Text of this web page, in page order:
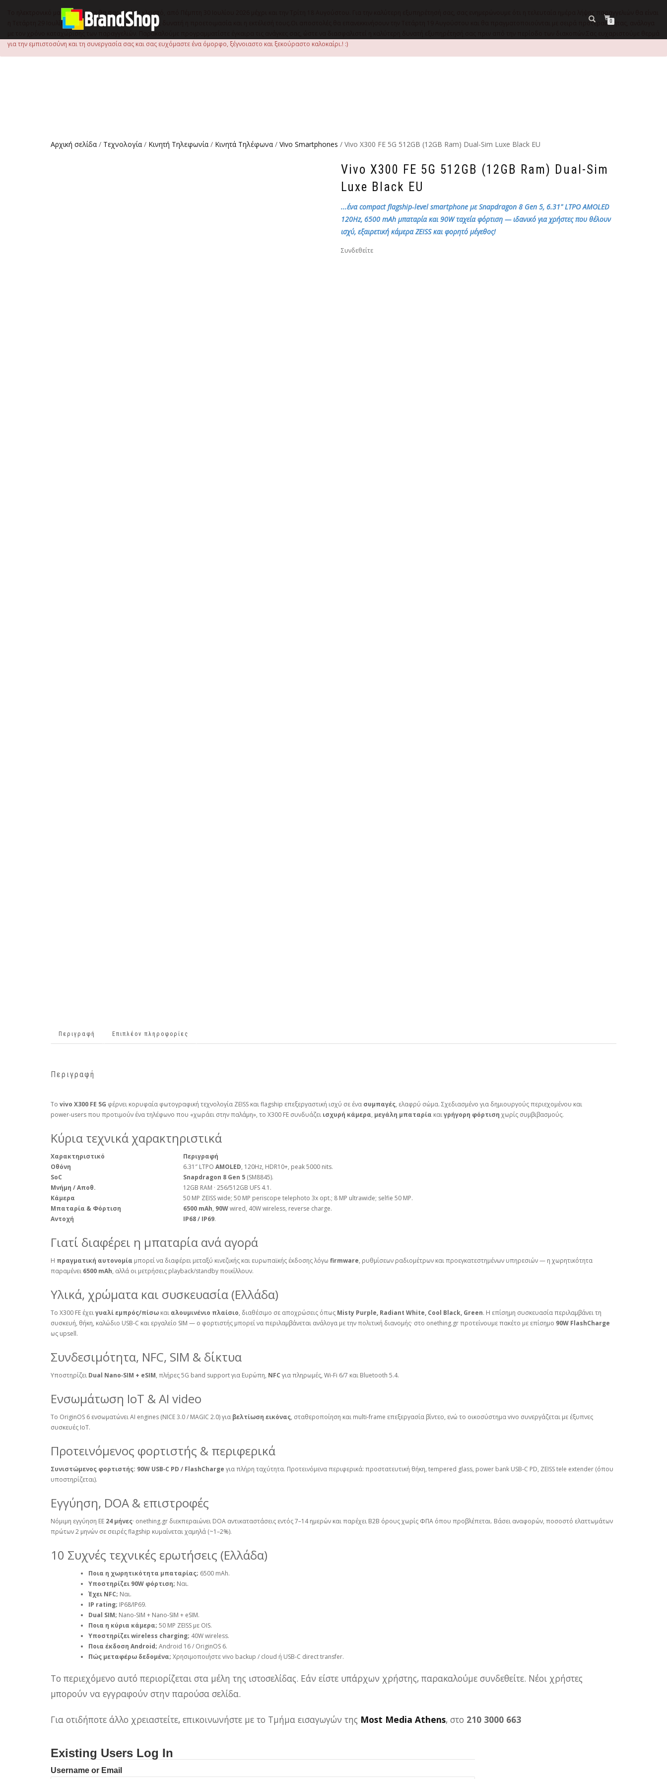
0
Το ηλεκτρονικό μας κατάστημα θα παραμείνει κλειστό, από Πέμπτη 30 Ιουλίου 2026 μέχρι και την Τρίτη 18 Αυγούστου. Για την καλύτερη εξυπηρέτησή σας, σας ενημερώνουμε ότι η τελευταία ημέρα λήψης παραγγελιών θα είναι
η Τετάρτη 29 Ιουλίου, έως τις 15:00 μ.μ., ώστε να είναι δυνατή η προετοιμασία και η εκτέλεσή τους.Οι αποστολές θα επανεκκινήσουν την Τετάρτη 19 Αυγούστου και θα πραγματοποιούνται με σειρά προτεραιότητας, ανάλογα
με τον χρόνο καταχώρισης των παραγγελιών. Παρακαλούμε προγραμματίστε έγκαιρα τις ανάγκες σας, ώστε να διασφαλιστεί η καλύτερη δυνατή εξυπηρέτησή σας πριν από την περίοδο των διακοπών.Σας ευχαριστούμε θερμά
για την εμπιστοσύνη και τη συνεργασία σας και σας ευχόμαστε ένα όμορφο, ξέγνοιαστο και ξεκούραστο καλοκαίρι.! :)
Αρχική σελίδα / Τεχνολογία / Κινητή Τηλεφωνία / Κινητά Τηλέφωνα / Vivo Smartphones / Vivo X300 FE 5G 512GB (12GB Ram) Dual-Sim Luxe Black EU
Vivo X300 FE 5G 512GB (12GB Ram) Dual-Sim
Luxe Black EU
...ένα compact flagship‑level smartphone με Snapdragon 8 Gen 5, 6.31" LTPO AMOLED
120Hz, 6500 mAh μπαταρία και 90W ταχεία φόρτιση — ιδανικό για χρήστες που θέλουν
ισχύ, εξαιρετική κάμερα ZEISS και φορητό μέγεθος!
Συνδεθείτε
Περιγραφή Επιπλέον πληροφορίες
Περιγραφή
Το vivo X300 FE 5G φέρνει κορυφαία φωτογραφική τεχνολογία ZEISS και flagship επεξεργαστική ισχύ σε ένα συμπαγές, ελαφρύ σώμα. Σχεδιασμένο για δημιουργούς περιεχομένου και
power‑users που προτιμούν ένα τηλέφωνο που «χωράει στην παλάμη», το X300 FE συνδυάζει ισχυρή κάμερα, μεγάλη μπαταρία καιγρήγορη φόρτιση χωρίς συμβιβασμούς.
Κύρια τεχνικά χαρακτηριστικά
Χαρακτηριστικό
Περιγραφή
Οθόνη
6.31″ LTPO AMOLED, 120Hz, HDR10+, peak 5000 nits.
SoC
Snapdragon 8 Gen 5 (SM8845).
Μνήμη / Αποθ.
12GB RAM · 256/512GB UFS 4.1.
Κάμερα
50 MP ZEISS wide; 50 MP periscope telephoto 3x opt.; 8 MP ultrawide; selfie 50 MP.
Μπαταρία & Φόρτιση
6500 mAh, 90Wwired, 40W wireless, reverse charge.
Αντοχή
IP68 / IP69.
Γιατί διαφέρει η μπαταρία ανά αγορά
Η πραγματική αυτονομία μπορεί να διαφέρει μεταξύ κινεζικής και ευρωπαϊκής έκδοσης λόγω firmware, ρυθμίσεων ραδιομέτρων και προεγκατεστημένων υπηρεσιών — η χωρητικότητα
παραμένει 6500 mAh, αλλά οι μετρήσεις playback/standby ποικίλλουν.
Υλικά, χρώματα και συσκευασία (Ελλάδα)
Το X300 FE έχειγυαλί εμπρός/πίσω και αλουμινένιο πλαίσιο, διαθέσιμο σε αποχρώσεις όπως Misty Purple, Radiant White, Cool Black, Green. Η επίσημη συσκευασία περιλαμβάνει τη
συσκευή, θήκη, καλώδιο USB‑C και εργαλείο SIM — ο φορτιστής μπορεί να περιλαμβάνεται ανάλογα με την πολιτική διανομής· στο onething.gr προτείνουμε πακέτο με επίσημο 90W FlashCharge
ως upsell.
Συνδεσιμότητα, NFC, SIM & δίκτυα
Υποστηρίζει Dual Nano‑SIM + eSIM, πλήρες 5G band support για Ευρώπη, NFC για πληρωμές, Wi‑Fi 6/7 και Bluetooth 5.4.
Ενσωμάτωση IoT & AI video
Το OriginOS 6 ενσωματώνει AI engines (NICE 3.0 / MAGIC 2.0) για βελτίωση εικόνας, σταθεροποίηση και multi‑frame επεξεργασία βίντεο, ενώ το οικοσύστημα vivo συνεργάζεται με έξυπνες
συσκευές IoT.
Προτεινόμενος φορτιστής & περιφερικά
Συνιστώμενος φορτιστής: 90W USB‑C PD / FlashCharge για πλήρη ταχύτητα. Προτεινόμενα περιφερικά: προστατευτική θήκη, tempered glass, power bank USB‑C PD, ZEISS tele extender (όπου
υποστηρίζεται).
Εγγύηση, DOA & επιστροφές
Νόμιμη εγγύηση ΕΕ 24 μήνες· onething.gr διεκπεραιώνει DOA αντικαταστάσεις εντός 7–14 ημερών και παρέχει B2B όρους χωρίς ΦΠΑ όπου προβλέπεται. Βάσει αναφορών, ποσοστό ελαττωμάτων
πρώτων 2 μηνών σε σειρές flagship κυμαίνεται χαμηλά (~1–2%).
10 Συχνές τεχνικές ερωτήσεις (Ελλάδα)
Ποια η χωρητικότητα μπαταρίας; 6500 mAh.
Υποστηρίζει 90W φόρτιση; Ναι.
Έχει NFC; Ναι.
IP rating; IP68/IP69.
Dual SIM; Nano‑SIM + Nano‑SIM + eSIM.
Ποια η κύρια κάμερα; 50 MP ZEISS με OIS.
Υποστηρίζει wireless charging; 40W wireless.
Ποια έκδοση Android; Android 16 / OriginOS 6.
Πώς μεταφέρω δεδομένα; Χρησιμοποιήστε vivo backup / cloud ή USB‑C direct transfer.
Το περιεχόμενο αυτό περιορίζεται στα μέλη της ιστοσελίδας. Εάν είστε υπάρχων χρήστης, παρακαλούμε συνδεθείτε. Νέοι χρήστες
μπορούν να εγγραφούν στην παρούσα σελίδα.
Για οτιδήποτε άλλο χρειαστείτε, επικοινωνήστε με το Τμήμα εισαγωγών της Most Media Athens, στο 210 3000 663
Existing Users Log In
Username or Email